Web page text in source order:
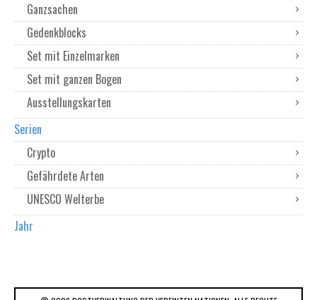
Ganzsachen
Gedenkblocks
Set mit Einzelmarken
Set mit ganzen Bogen
Ausstellungskarten
Serien
Crypto
Gefährdete Arten
UNESCO Welterbe
Jahr